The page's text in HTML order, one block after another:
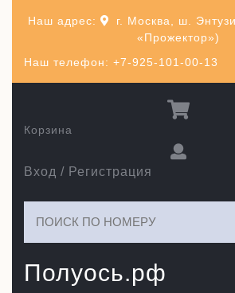
Наш телефон: +7-925-101-00-13
Наш адрес:
г. Москва, ш.
«Прожектор»)
Полуось.рф
Вход / Регистрация
Корзина